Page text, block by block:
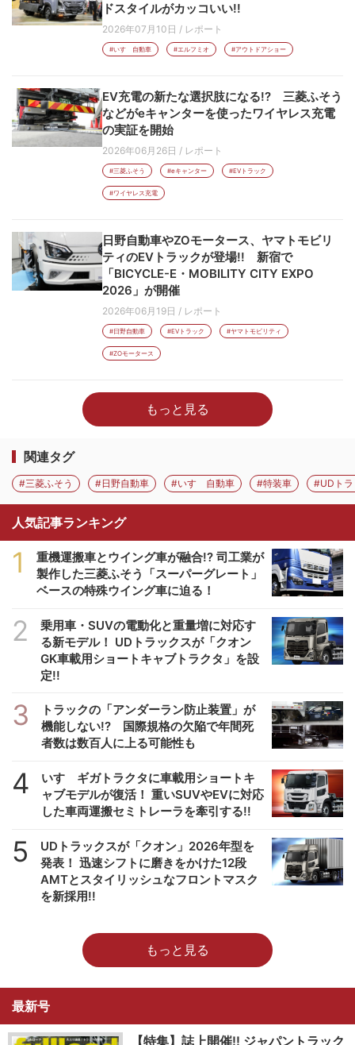
ドスタイルがカッコいい!!
2026年07月10日 / レポート
#いすゞ自動車 #エルフミオ #アウトドアショー
EV充電の新たな選択肢になる!? 三菱ふそう
などがeキャンターを使ったワイヤレス充電
の実証を開始
2026年06月26日 / レポート
#三菱ふそう #eキャンター #EVトラック
#ワイヤレス充電
日野自動車やZOモータース、ヤマトモビリ
ティのEVトラックが登場!! 新宿で
「BICYCLE-E・MOBILITY CITY EXPO
2026」が開催
2026年06月19日 / レポート
#日野自動車 #EVトラック #ヤマトモビリティ
#ZOモータース
もっと見る
関連タグ
#三菱ふそう #日野自動車 #いすゞ自動車 #特装車 #UDト
人気記事ランキング
1
重機運搬車とウイング車が融合!? 司工業が
製作した三菱ふそう「スーパーグレート」
ベースの特殊ウイング車に迫る！
2
乗用車・SUVの電動化と重量増に対応す
る新モデル！ UDトラックスが「クオン
GK車載用ショートキャブトラクタ」を設
定!!
3
トラックの「アンダーラン防止装置」が
機能しない!? 国際規格の欠陥で年間死
者数は数百人に上る可能性も
4
いすゞギガトラクタに車載用ショートキ
ャブモデルが復活！ 重いSUVやEVに対応
した車両運搬セミトレーラを牽引する!!
5
UDトラックスが「クオン」2026年型を
発表！ 迅速シフトに磨きをかけた12段
AMTとスタイリッシュなフロントマスク
を新採用!!
もっと見る
最新号
【特集】誌上開催!! ジャパントラック